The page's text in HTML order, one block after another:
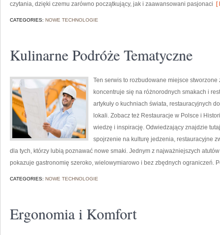
czytania, dzięki czemu zarówno początkujący, jak i zaawansowani pasjonaci [
CATEGORIES: NOWE TECHNOLOGIE
Kulinarne Podróże Tematyczne
Ten serwis to rozbudowane miejsce
koncentruje się na różnorodnych smakach i
artykuły o kuchniach świata, restauracyjnych
lokali. Zobacz też Restauracje w Polsce i
wiedzę i inspirację. Odwiedzający znajdzie
spojrzenie na kulturę jedzenia, restauracyjne
dla tych, którzy lubią poznawać nowe smaki. Jednym z najważniejszych
pokazuje gastronomię szeroko, wielowymiarowo i bez zbędnych ograniczeń.
CATEGORIES: NOWE TECHNOLOGIE
Ergonomia i Komfort